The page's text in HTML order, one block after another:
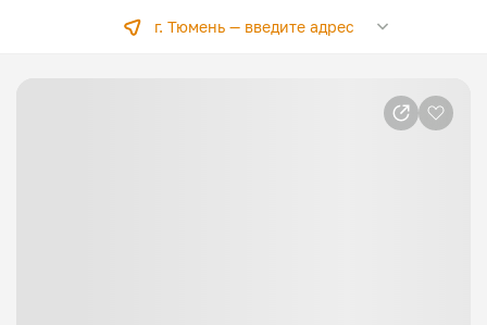
г. Тюмень — введите адрес